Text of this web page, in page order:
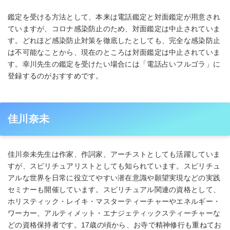
鑑定を受ける方法として、本来は電話鑑定と対面鑑定が用意され
ていますが、コロナ感染防止のため、対面鑑定は中止されていま
す。どれほど感染防止対策を徹底したとしても、完全な感染防止
は不可能なことから、現在のところは対面鑑定は中止されていま
す。幸川先生の鑑定を受けたい場合には「電話占いフルゴラ」に
登録するのがおすすめです。
佳川奈未
佳川奈未先生は作家、作詞家、アーチストとしても活躍していま
すが、スピリチュアリストとしても知られています。スピリチュ
アルな世界を日常に役立てやすい潜在意識や願望実現などの実践
セミナーも開催しています。スピリチュアル関連の資格として、
ホリスティック・レイキ・マスターティーチャーやエネルギー・
ワーカー、アルティメット・エナジェティックスティーチャーな
どの資格保持者です。17歳の頃から、お寺で精神修行も重ねてお